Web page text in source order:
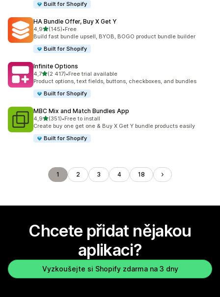
Built for Shopify
HA Bundle Offer, Buy X Get Y
4,9z 5 hvězd
(145)
Celkový počet recenzí: 145
•Free
Build fast bundle upsell, BYOB, BOGO product bundle builder
Built for Shopify
Infinite Options
4,7z 5 hvězd
(2 417)
Celkový počet recenzí: 2417
•Free trial available
Product options, text fields, buttons, checkboxes, and bundles
Built for Shopify
MBC Mix and Match Bundles App
4,9z 5 hvězd
(351)
Celkový počet recenzí: 351
•Free to install
Create buy one get one & Buy X Get Y bundle products easily
Built for Shopify
1 2 3 4 18
Chcete přidat nějakou
aplikaci?
Vyzkoušejte si Shopify zdarma na 3 dny